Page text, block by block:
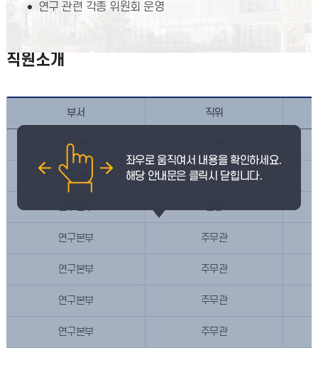
연구 관련 각종 위원회 운영
직원소개
부서 직위
연구본부
연구본부 과장
연구본부 주무관
연구본부 주무관
연구본부 주무관
연구본부 주무관